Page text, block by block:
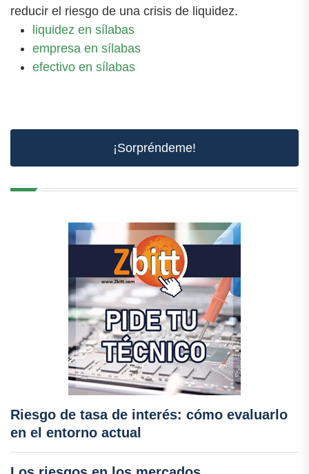
reducir el riesgo de una crisis de liquidez.
liquidez en sílabas
empresa en sílabas
efectivo en sílabas
¡Sorpréndeme!
Riesgo de tasa de interés: cómo evaluarlo
en el entorno actual